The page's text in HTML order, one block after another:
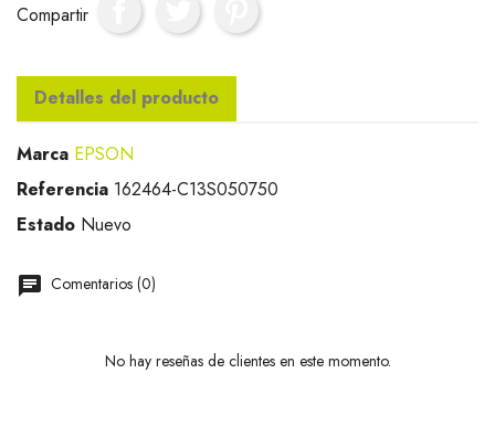
Compartir
Detalles del producto
Marca EPSON
Referencia 162464-C13S050750
Estado Nuevo
Comentarios (0)
No hay reseñas de clientes en este momento.